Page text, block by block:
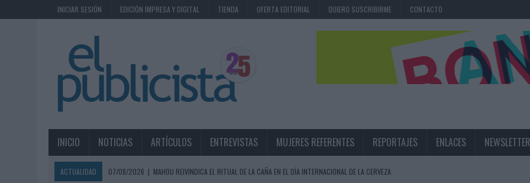
INICIAR SESIÓN EDICIÓN IMPRESA Y DIGITAL TIENDA OFERTA EDITORIAL QUIERO SUSCRIBIRME CONTACTO
INICIO NOTICIAS ARTÍCULOS ENTREVISTAS MUJERES REFERENTES REPORTAJES ENLACES NEWSLETTER
ACTUALIDAD 07/08/2026 | MAHOU REIVINDICA EL RITUAL DE LA CAÑA EN EL DÍA INTERNACIONAL DE LA CERVEZA